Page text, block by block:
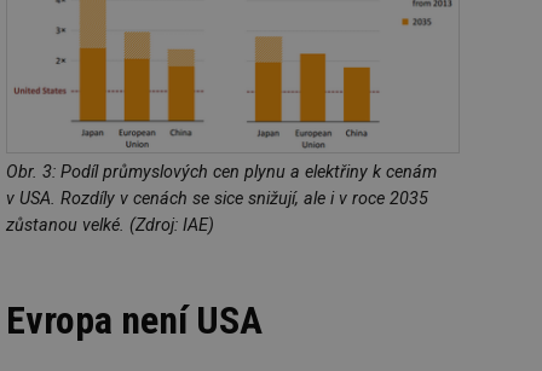
Obr. 3: Podíl průmyslových cen plynu a elektřiny k cenám
v USA. Rozdíly v cenách se sice snižují, ale i v roce 2035
zůstanou velké. (Zdroj: IAE)
Evropa není USA